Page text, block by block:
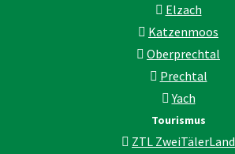
Elzach
Katzenmoos
Oberprechtal
Prechtal
Yach
Tourismus
ZTL ZweiTälerLand